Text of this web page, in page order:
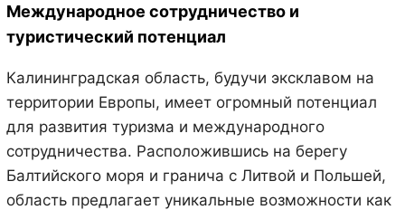
Международное сотрудничество и
туристический потенциал
Калининградская область, будучи эксклавом на
территории Европы, имеет огромный потенциал
для развития туризма и международного
сотрудничества. Расположившись на берегу
Балтийского моря и гранича с Литвой и Польшей,
область предлагает уникальные возможности как